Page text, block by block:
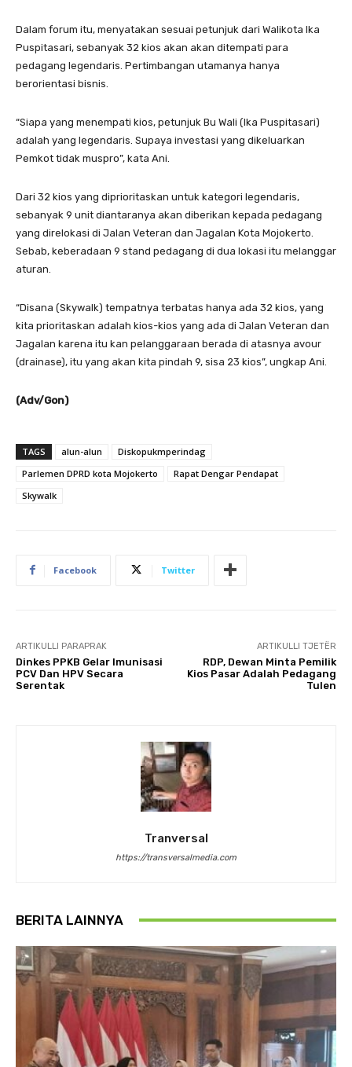
Dalam forum itu, menyatakan sesuai petunjuk dari Walikota Ika
Puspitasari, sebanyak 32 kios akan akan ditempati para
pedagang legendaris. Pertimbangan utamanya hanya
berorientasi bisnis.
“Siapa yang menempati kios, petunjuk Bu Wali (Ika Puspitasari)
adalah yang legendaris. Supaya investasi yang dikeluarkan
Pemkot tidak muspro”, kata Ani.
Dari 32 kios yang diprioritaskan untuk kategori legendaris,
sebanyak 9 unit diantaranya akan diberikan kepada pedagang
yang direlokasi di Jalan Veteran dan Jagalan Kota Mojokerto.
Sebab, keberadaan 9 stand pedagang di dua lokasi itu melanggar
aturan.
“Disana (Skywalk) tempatnya terbatas hanya ada 32 kios, yang
kita prioritaskan adalah kios-kios yang ada di Jalan Veteran dan
Jagalan karena itu kan pelanggaraan berada di atasnya avour
(drainase), itu yang akan kita pindah 9, sisa 23 kios”, ungkap Ani.
(Adv/Gon)
TAGS alun-alun
Diskopukmperindag
Parlemen DPRD kota Mojokerto
Rapat Dengar Pendapat
Skywalk
Facebook Twitter
ARTIKULLI PARAPRAK
Dinkes PPKB Gelar Imunisasi
PCV Dan HPV Secara
Serentak
ARTIKULLI TJETËR
RDP, Dewan Minta Pemilik
Kios Pasar Adalah Pedagang
Tulen
Tranversal
https://transversalmedia.com
BERITA LAINNYA